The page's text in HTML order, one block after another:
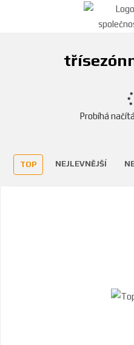
Probíhá
TOP NEJLEVNĚJŠÍ